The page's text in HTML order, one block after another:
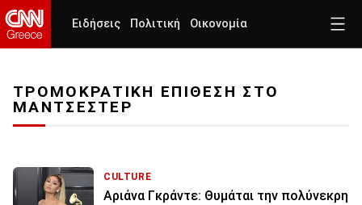
Ειδήσεις Πολιτική Οικονομία
ΤΡΟΜΟΚΡΑΤΙΚΗ ΕΠΙΘΕΣΗ ΣΤΟ
ΜΑΝΤΣΕΣΤΕΡ
CULTURE
Αριάνα Γκράντε: Θυμάται την πολύνεκρη